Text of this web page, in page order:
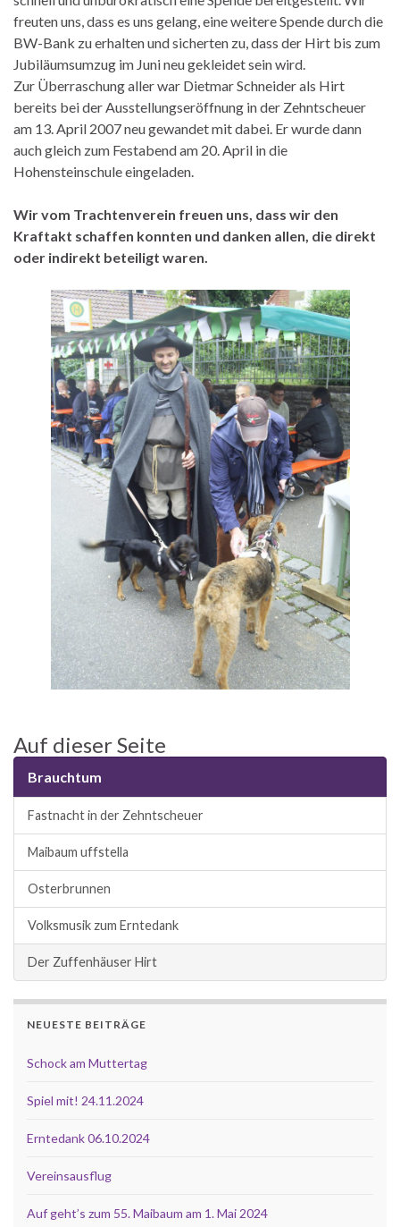
freuten uns, dass es uns gelang, eine weitere Spende durch die
BW-Bank zu erhalten und sicherten zu, dass der Hirt bis zum
Jubiläumsumzug im Juni neu gekleidet sein wird.
Zur Überraschung aller war Dietmar Schneider als Hirt
bereits bei der Ausstellungseröffnung in der Zehntscheuer
am 13. April 2007 neu gewandet mit dabei. Er wurde dann
auch gleich zum Festabend am 20. April in die
Hohensteinschule eingeladen.
Wir vom Trachtenverein freuen uns, dass wir den
Kraftakt schaffen konnten und danken allen, die direkt
oder indirekt beteiligt waren.
Auf dieser Seite
Brauchtum
Fastnacht in der Zehntscheuer
Maibaum uffstella
Osterbrunnen
Volksmusik zum Erntedank
Der Zuffenhäuser Hirt
NEUESTE BEITRÄGE
Schock am Muttertag
Spiel mit! 24.11.2024
Erntedank 06.10.2024
Vereinsausflug
Auf geht’s zum 55. Maibaum am 1. Mai 2024